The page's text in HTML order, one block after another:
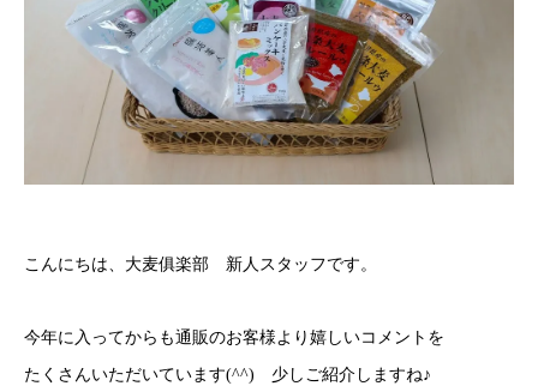
こんにちは、大麦俱楽部 新人スタッフです。
今年に入ってからも通販のお客様より嬉しいコメントを
たくさんいただいています(^^) 少しご紹介しますね♪